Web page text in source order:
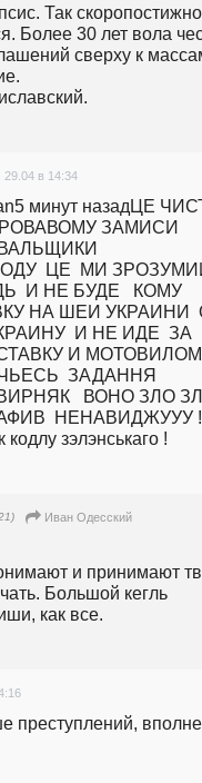
Так скоропостижно
Более 30 лет вола
сверху к
29.04 в 14:34
минут назадЦЕ
ЗАМИСИ
ЦЕ  МИ
И НЕ БУДЕ   КОМУ
НА ШЕИ УКРАИНИ
И НЕ ИДЕ  ЗА
И МОТОВИЛОМ
ЗАДАННЯ
ВОНО ЗЛО
НЕНАВИДЖУУУ !
зэлэнськаго !
Иван Одесский
и принимают
Большой кегль
как все.
преступлений, вполне